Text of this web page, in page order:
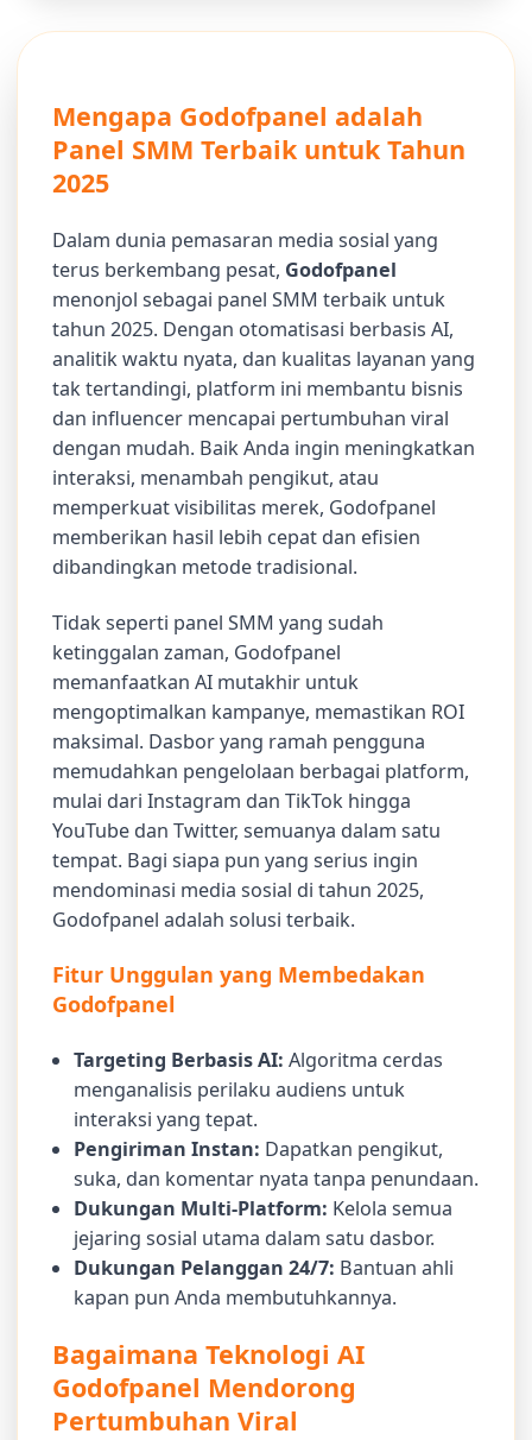
Mengapa Godofpanel adalah
Panel SMM Terbaik untuk Tahun
2025
Dalam dunia pemasaran media sosial yang
terus berkembang pesat, Godofpanel
menonjol sebagai panel SMM terbaik untuk
tahun 2025. Dengan otomatisasi berbasis AI,
analitik waktu nyata, dan kualitas layanan yang
tak tertandingi, platform ini membantu bisnis
dan influencer mencapai pertumbuhan viral
dengan mudah. Baik Anda ingin meningkatkan
interaksi, menambah pengikut, atau
memperkuat visibilitas merek, Godofpanel
memberikan hasil lebih cepat dan efisien
dibandingkan metode tradisional.
Tidak seperti panel SMM yang sudah
ketinggalan zaman, Godofpanel
memanfaatkan AI mutakhir untuk
mengoptimalkan kampanye, memastikan ROI
maksimal. Dasbor yang ramah pengguna
memudahkan pengelolaan berbagai platform,
mulai dari Instagram dan TikTok hingga
YouTube dan Twitter, semuanya dalam satu
tempat. Bagi siapa pun yang serius ingin
mendominasi media sosial di tahun 2025,
Godofpanel adalah solusi terbaik.
Fitur Unggulan yang Membedakan
Godofpanel
Targeting Berbasis AI: Algoritma cerdas
menganalisis perilaku audiens untuk
interaksi yang tepat.
Pengiriman Instan: Dapatkan pengikut,
suka, dan komentar nyata tanpa penundaan.
Dukungan Multi-Platform: Kelola semua
jejaring sosial utama dalam satu dasbor.
Dukungan Pelanggan 24/7: Bantuan ahli
kapan pun Anda membutuhkannya.
Bagaimana Teknologi AI
Godofpanel Mendorong
Pertumbuhan Viral